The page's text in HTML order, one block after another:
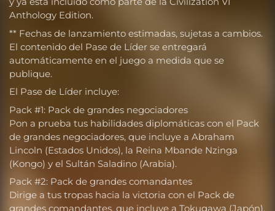
Anthology Edition.
** Fechas de lanzamiento estimadas, sujetas a cambios.
El contenido del Pase de Líder se entregará
automáticamente en el juego a medida que se
publique.
El Pase de Líder incluye:
Pack #1: Pack de grandes negociadores
Pon a prueba tus habilidades diplomáticas con el Pack
de grandes negociadores, que incluye a Abraham
Lincoln (Estados Unidos), la Reina Mbande Nzinga
(Kongo) y el Sultán Saladino (Arabia).
Pack #2: Pack de grandes comandantes
Dirige a tus tropas hacia la victoria con el Pack de
grandes comandantes, que incluye a Tokugawa (Japón),